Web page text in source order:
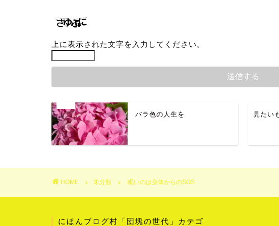
上に表示された文字を入力してください。
バラ色の人生を 見たい
HOME 未分類 眠いのは身体からのSOS
にほんブログ村「団塊の世代」カテゴ